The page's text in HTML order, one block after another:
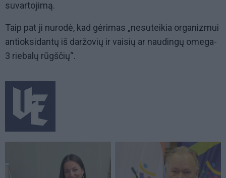
suvartojimą.
Taip pat ji nurodė, kad gėrimas „nesuteikia organizmui
antioksidantų iš daržovių ir vaisių ar naudingų omega-
3 riebalų rūgščių“.